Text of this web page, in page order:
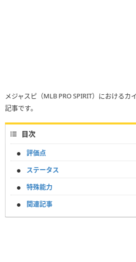
メジャスピ（MLB PRO SPIRIT）におけるカ
記事です。
目次
評価点
ステータス
特殊能力
関連記事